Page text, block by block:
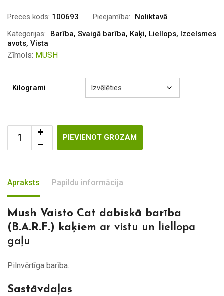
€8.20
through
Preces kods: 100693 Pieejamība:
Noliktavā
Kategorijas:
Barība, Svaigā barība, Kaķi, Liellops, Izcelsmes
avots, Vista
Zīmols: MUSH
Kilogrami
PIEVIENOT GROZAM
Apraksts Papildu informācija
Mush Vaisto Cat dabiskā barība
(B.A.R.F.) kaķiem ar vistu un liellopa
gaļu
Pilnvērtīga barība.
Sastāvdaļas